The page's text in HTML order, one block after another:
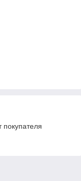
покупателя